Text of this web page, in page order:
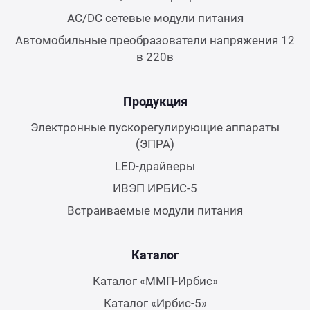
AC/DC сетевые модули питания
Автомобильные преобразователи напряжения 12
в 220в
Продукция
Электронные пускорегулирующие аппараты
(ЭПРА)
LED-драйверы
ИВЭП ИРБИС-5
Встраиваемые модули питания
Каталог
Каталог «ММП-Ирбис»
Каталог «Ирбис-5»